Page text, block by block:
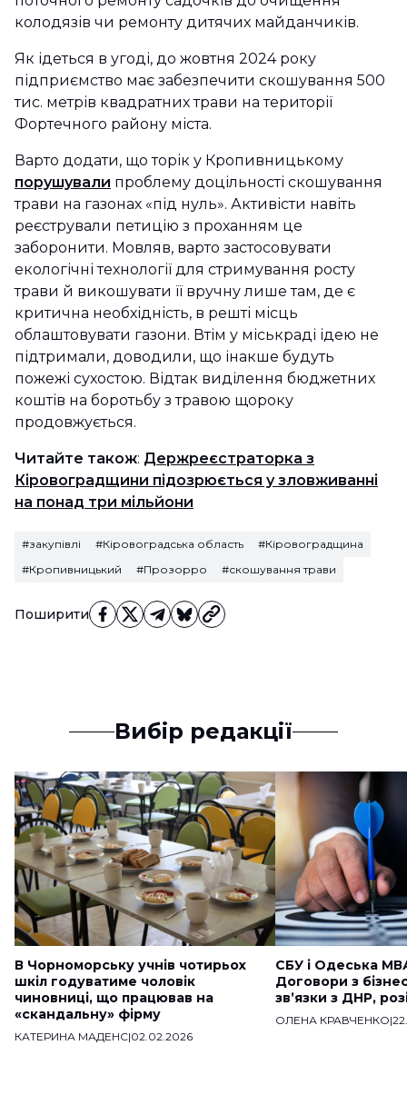
Поширити
колодязів чи ремонту дитячих майданчиків.
Як ідеться в угоді, до жовтня 2024 року
підприємство має забезпечити скошування 500
тис. метрів квадратних трави на території
Фортечного району міста.
Варто додати, що торік у Кропивницькому
порушували проблему доцільності скошування
трави на газонах «під нуль». Активісти навіть
реєстрували петицію з проханням це
заборонити. Мовляв, варто застосовувати
екологічні технології для стримування росту
трави й викошувати її вручну лише там, де є
критична необхідність, в решті місць
облаштовувати газони. Втім у міськраді ідею не
підтримали, доводили, що інакше будуть
пожежі сухостою. Відтак виділення бюджетних
коштів на боротьбу з травою щороку
продовжується.
Читайте також: Держреєстраторка з
Кіровоградщини підозрюється у зловживанні
на понад три мільйони
#закупівлі #Кіровоградська область
#Кіровоградщина
#Кропивницький
#Прозорро #скошування трави
Вибір редакції
В Чорноморську учнів чотирьох
шкіл годуватиме чоловік
чиновниці, що працював на
«скандальну» фірму
КАТЕРИНА МАДЕНС|02.02.2026
СБУ і Одеська
Договори з
звʼязки з ДНР,
ОЛЕНА КРАВЧЕНКО|